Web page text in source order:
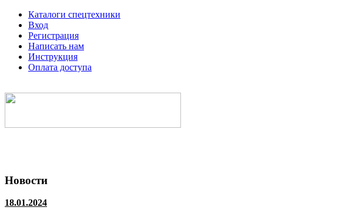
Каталоги спецтехники
Вход
Регистрация
Написать нам
Инструкция
Оплата доступа
Новости
18.01.2024